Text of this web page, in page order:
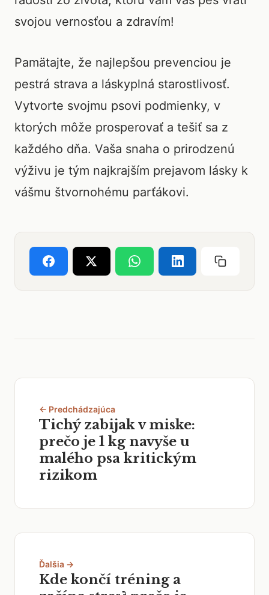
svojou vernosťou a zdravím!
Pamätajte, že najlepšou prevenciou je
pestrá strava a láskyplná starostlivosť.
Vytvorte svojmu psovi podmienky, v
ktorých môže prosperovať a tešiť sa z
každého dňa. Vaša snaha o prirodzenú
výživu je tým najkrajším prejavom lásky k
vášmu štvornohému parťákovi.
← Predchádzajúca
Tichý zabijak v miske:
prečo je 1 kg navyše u
malého psa kritickým
rizikom
Ďalšia →
Kde končí tréning a